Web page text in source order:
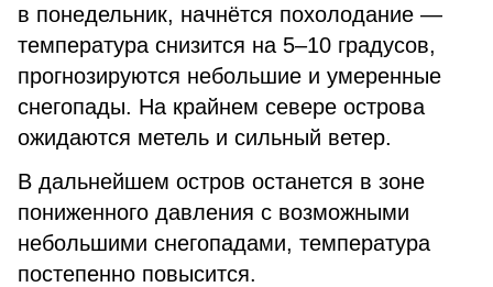
в понедельник, начнётся похолодание —
температура снизится на 5–10 градусов,
прогнозируются небольшие и умеренные
снегопады. На крайнем севере острова
ожидаются метель и сильный ветер.
В дальнейшем остров останется в зоне
пониженного давления с возможными
небольшими снегопадами, температура
постепенно повысится.